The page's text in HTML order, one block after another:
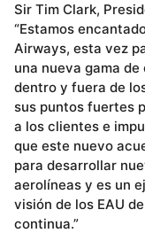
Sir Tim Clark,
“Estamos
Airways, esta vez
una nueva gama
dentro y fuera de
sus puntos fuertes
a los clientes e
que este nuevo
para desarrollar
aerolíneas y es un
visión de los EAU
continua.”